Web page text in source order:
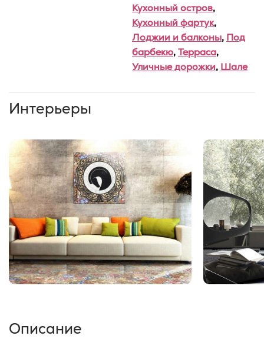
Кухонный остров,
Кухонный фартук,
Лоджии и балконы, Под
барбекю,Терраса,
Уличные дорожки, Шале
Интерьеры
Описание